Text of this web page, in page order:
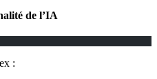
de l’IA
: